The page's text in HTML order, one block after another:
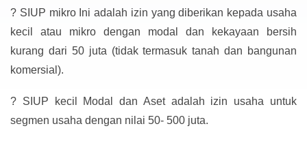
? SIUP mikro Ini adalah izin yang diberikan kepada usaha
kecil atau mikro dengan modal dan kekayaan bersih
kurang dari 50 juta (tidak termasuk tanah dan bangunan
komersial).
? SIUP kecil Modal dan Aset adalah izin usaha untuk
segmen usaha dengan nilai 50- 500 juta.